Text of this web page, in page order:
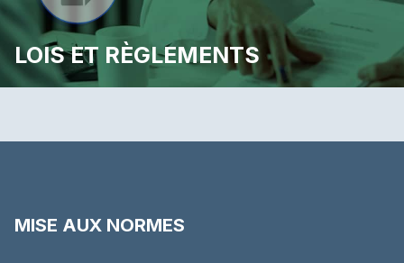
LOIS ET RÈGLEMENTS
MISE AUX NORMES